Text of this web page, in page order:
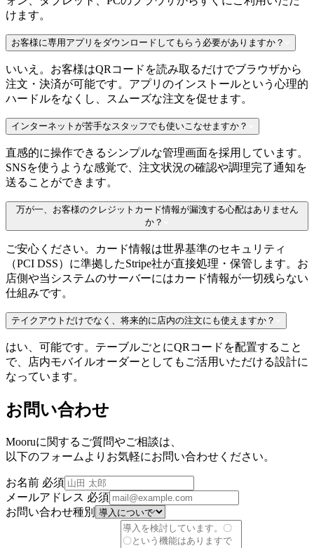
けます。
お客様に専用アプリをダウンロードしてもらう必要がありますか？
いいえ。お客様はQRコードを読み取るだけでブラウザから
注文・決済が可能です。アプリのインストールという心理的
ハードルをなくし、スムーズな注文を促せます。
インターネットが苦手なスタッフでも使いこなせますか？
直感的に操作できるシンプルな管理画面を採用しています。
SNSを使うような感覚で、注文状況の確認や調理完了通知を
送ることができます。
万が一、お客様のクレジットカード情報が漏洩する心配はありません
か？
ご安心ください。カード情報は世界基準のセキュリティ
（PCI DSS）に準拠したStripe社が直接処理・保管します。お
店側や当システムのサーバーにはカード情報が一切残らない
仕組みです。
テイクアウトだけでなく、将来的に店内の注文にも使えますか？
はい、可能です。テーブルごとにQRコードを配置すること
で、店内モバイルオーダーとしてもご活用いただける設計に
なっています。
お問い合わせ
Mooruに関するご質問やご相談は、
以下のフォームよりお気軽にお問い合わせください。
お名前 必須
メールアドレス 必須
お問い合わせ種別